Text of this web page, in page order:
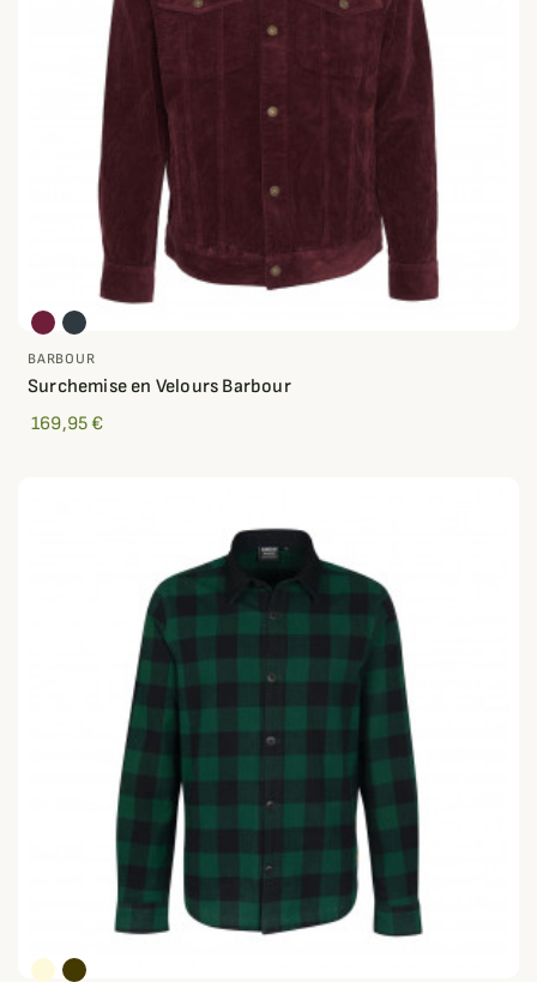
BARBOUR
Surchemise en Velours Barbour
169,95 €